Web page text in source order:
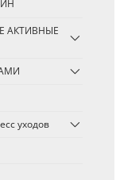
АКТИВНЫЕ
уходов